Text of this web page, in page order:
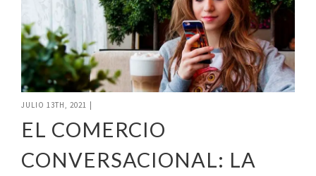
JULIO 13TH, 2021
EL COMERCIO
CONVERSACIONAL: LA